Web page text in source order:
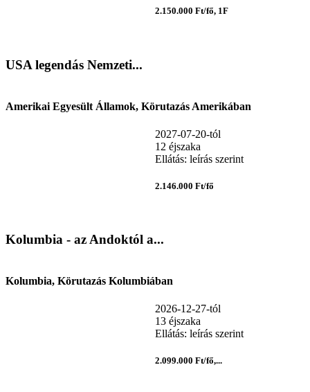
2.150.000 Ft/fő, 1F
USA legendás Nemzeti...
Amerikai Egyesült Államok, Körutazás Amerikában
2027-07-20-tól
12 éjszaka
Ellátás: leírás szerint
2.146.000 Ft/fő
Kolumbia - az Andoktól a...
Kolumbia, Körutazás Kolumbiában
2026-12-27-tól
13 éjszaka
Ellátás: leírás szerint
2.099.000 Ft/fő,...